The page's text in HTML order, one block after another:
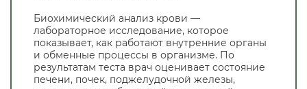
Биохимический анализ крови —
лабораторное исследование, которое
показывает, как работают внутренние органы
и обменные процессы в организме. По
результатам теста врач оценивает состояние
печени, почек, поджелудочной железы,